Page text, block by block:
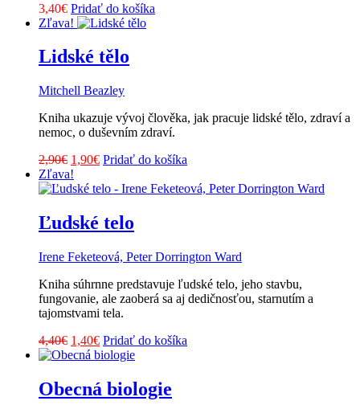
3,40€ Pridať do košíka
Zľava!
Lidské tělo
Mitchell Beazley
Kniha ukazuje vývoj člověka, jak pracuje lidské tělo, zdraví a
nemoc, o duševním zdraví.
2,90€ Pôvodná
cena
bola:
1,90€Aktuálna
je:
Pridať do košíka
Zľava!
Ľudské telo
Irene Feketeová, Peter Dorrington Ward
Kniha súhrnne predstavuje ľudské telo, jeho stavbu,
fungovanie, ale zaoberá sa aj dedičnosťou, starnutím a
tajomstvami tela.
4,40€ Pôvodná
cena
4,40€.
1,40€Aktuálna
cena
1,40€.
Pridať do košíka
Obecná biologie